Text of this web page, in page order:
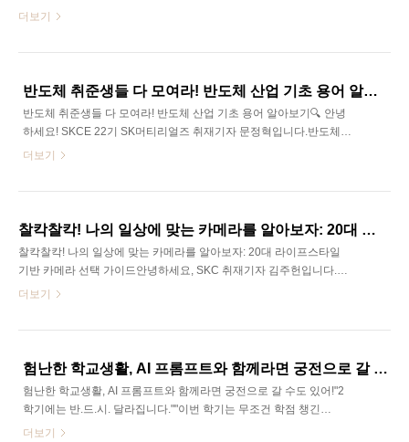
벗어나, 직무 역량을 어떻게 증명하고 기술하느냐는 ‘표현의 영역’으
심리적 걸림돌이 되곤 합니다.실제로 많은 지원자가 결과물을 만드는
‘작업’에 과도한 에너지를 쏟느라, 정작 중요한 자기 객관화와 같은 골
든 타임을 놓치곤 하는데요. 하지만 인공지능이 일상의 혁신을 이끄
는 오늘날, 더 이상 취업 준비는 고통스러운 수작업의 연속이 되어서
는 안 됩니다. 이제는 기술을 영리하게 활..
더보기
반도체 취준생들 다 모여라! 반도체 산업 기초 용어 알아보기🔍
반도체 취준생들 다 모여라! 반도체 산업 기초 용어 알아보기🔍 안녕
하세요! SKCE 22기 SK머티리얼즈 취재기자 문정혁입니다.반도체
산업에 관심이 생겨 관련 소식을 찾아보다 보면, 어느 순간부터 내용
쉽지 않습니다. 저 역시 처음에는 궁금한 단어가 나올 때마다 검색을
반복하곤 했습니다.그래서 이번 콘텐츠에서는 반도체 산업에서 자주
쓰이는 산업군 중심 기초 용어를 한 번에 정리해보려고 합니다 😊용
어만 정의하면 어렵게 느껴질 수 있어, 각 용어가 실제 업무에서 어떻
게 쓰이는지 주고받는 메세지 예시..
더보기
찰칵찰칵! 나의 일상에 맞는 카메라를 알아보자: 20대 라이프스타일 기반 카메라 선택 가이드
찰칵찰칵! 나의 일상에 맞는 카메라를 알아보자: 20대 라이프스타일
기반 카메라 선택 가이드안녕하세요, SKC 취재기자 김주헌입니다.카
메라는 더 이상 전문가만 쓰는 장비가 아닌, 20대 누구나 일상에서 사
매하고는 합니다.특히 20대는, 기존 카메라 애호가들과 달리 화질이
나 센서 크기를 따지기보다는 어떤 순간을 찍을 것인지, 어떤 일상에
필요한지를 먼저 고민하고는 합니다. 2020년대 초 불었던 필름카메
라 열풍, 2025년 다시금 20대의 아이템으로 등극한 디지털 카메라 등
의 유행 이유도 이와 같죠. 무엇보다 ..
더보기
험난한 학교생활, AI 프롬프트와 함께라면 궁전으로 갈 수도 있어!
험난한 학교생활, AI 프롬프트와 함께라면 궁전으로 갈 수도 있어!"2
학기에는 반.드.시. 달라집니다.""이번 학기는 무조건 학점 챙긴
다!!!!!”매 학기가 시작할 때 반복되는 다짐, 한 번쯤은 경험해보셨을 것
더보기